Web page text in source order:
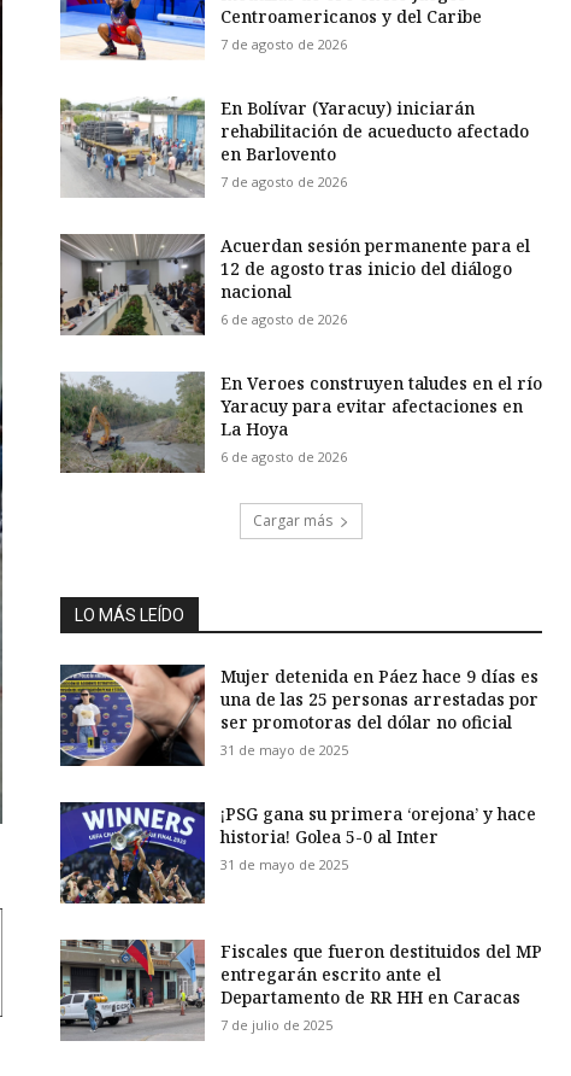
Centroamericanos y del Caribe
7 de agosto de 2026
En Bolívar (Yaracuy) iniciarán
rehabilitación de acueducto afectado
en Barlovento
7 de agosto de 2026
Acuerdan sesión permanente para el
12 de agosto tras inicio del diálogo
nacional
6 de agosto de 2026
En Veroes construyen taludes en el río
Yaracuy para evitar afectaciones en
La Hoya
6 de agosto de 2026
Cargar más
LO MÁS LEÍDO
Mujer detenida en Páez hace 9 días es
una de las 25 personas arrestadas por
ser promotoras del dólar no oficial
31 de mayo de 2025
¡PSG gana su primera ‘orejona’ y hace
historia! Golea 5-0 al Inter
31 de mayo de 2025
Fiscales que fueron destituidos del MP
entregarán escrito ante el
Departamento de RR HH en Caracas
7 de julio de 2025